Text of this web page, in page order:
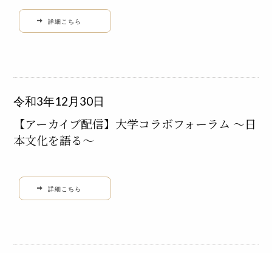
詳細こちら
令和3年12月30日
【アーカイブ配信】大学コラボフォーラム ～日
本文化を語る～
詳細こちら